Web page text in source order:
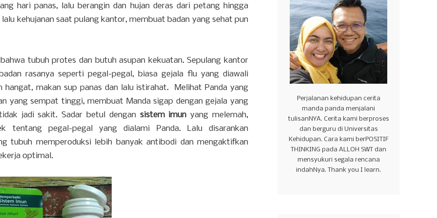
hari panas, lalu berangin dan hujan deras dari petang hingga
kehujanan saat pulang kantor, membuat badan yang sehat pun
tubuh protes dan butuh asupan kekuatan. Sepulang kantor
rasanya seperti pegal-pegal, biasa gejala flu yang diawali
hangat, makan sup panas dan lalu istirahat. Melihat Panda yang
yang sempat tinggi, membuat Manda sigap dengan gejala yang
jadi sakit. Sadar betul dengan sistem imunyang melemah,
tentang pegal-pegal yang dialami Panda. Lalu disarankan
tubuh memperoduksi lebih banyak antibodi dan mengaktifkan
optimal.
Perjalanan kehidupan cerita
manda panda menjalani
tulisanNYA. Cerita kami berproses
dan berguru di Universitas
Kehidupan. Cara kami berPOSITIF
THINKING pada ALLOH SWT dan
mensyukuri segala rencana
indahNya. Thank you I learn.